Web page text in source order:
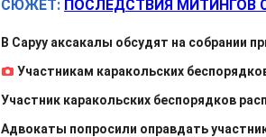
СЮЖЕТ: ПОСЛЕДСТВИЯ МИТИНГОВ
В Саруу аксакалы обсудят на собрании
Участникам каракольских
Участник каракольских беспорядков
Адвокаты попросили оправдать